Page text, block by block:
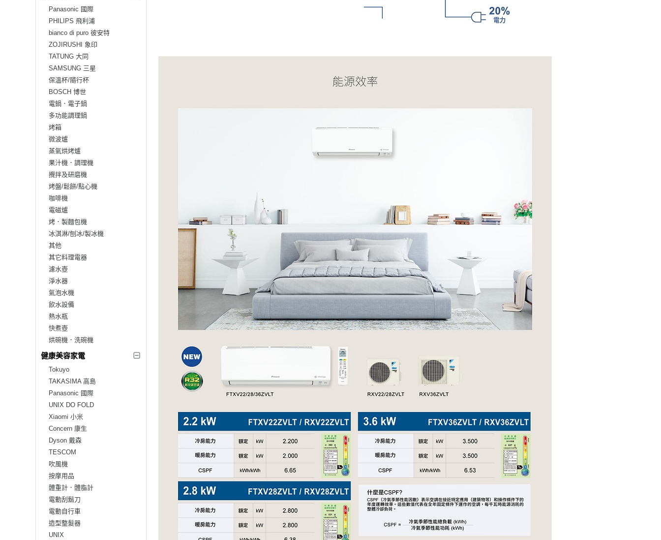
Panasonic 國際
PHILIPS 飛利浦
bianco di puro 彼安特
ZOJIRUSHI 象印
TATUNG 大同
SAMSUNG 三星
保溫杯/隨行杯
BOSCH 博世
電鍋．電子鍋
多功能調理鍋
烤箱
微波爐
蒸氣烘烤爐
果汁機．調理機
攪拌及研磨機
烤盤/鬆餅/點心機
咖啡機
電磁爐
烤．製麵包機
冰淇淋/刨冰/製冰機
其他
其它料理電器
濾水壺
淨水器
氣泡水機
飲水設備
熱水瓶
快煮壺
烘碗機．洗碗機
健康美容家電
Tokuyo
TAKASIMA 高島
Panasonic 國際
UNIX DO FOLD
Xiaomi 小米
Concern 康生
Dyson 戴森
TESCOM
吹風機
按摩用品
體重計．體脂計
電動刮鬍刀
電動自行車
造型整髮器
UNIX